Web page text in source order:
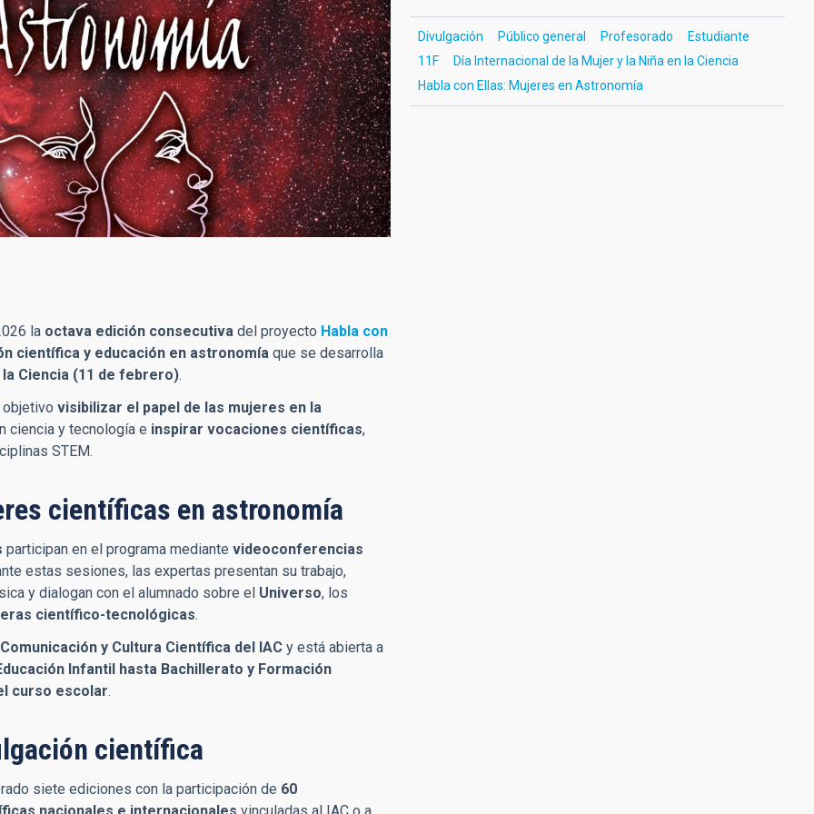
la octava edición consecutiva del proyecto Habla con
científica y educación en astronomía que se desarrolla
Ciencia (11 de febrero).
visibilizar el papel de las mujeres en la
ciencia y tecnología e inspirar vocaciones científicas,
STEM.
científicas en astronomía
participan en el programa mediante videoconferencias
estas sesiones, las expertas presentan su trabajo,
y dialogan con el alumnado sobre el Universo, los
científico-tecnológicas.
y Cultura Científica del IAC y está abierta a
Infantil hasta Bachillerato y Formación
curso escolar.
científica
siete ediciones con la participación de 60
Divulgación Público general Profesorado
Estudiante
11F
Día Internacional de la Mujer y la Niña en la Ciencia
Habla con Ellas: Mujeres en Astronomía